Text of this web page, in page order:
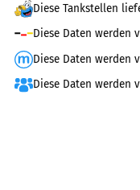
Diese Tankstellen
Diese Daten werden
Diese Daten werden
Diese Daten werden